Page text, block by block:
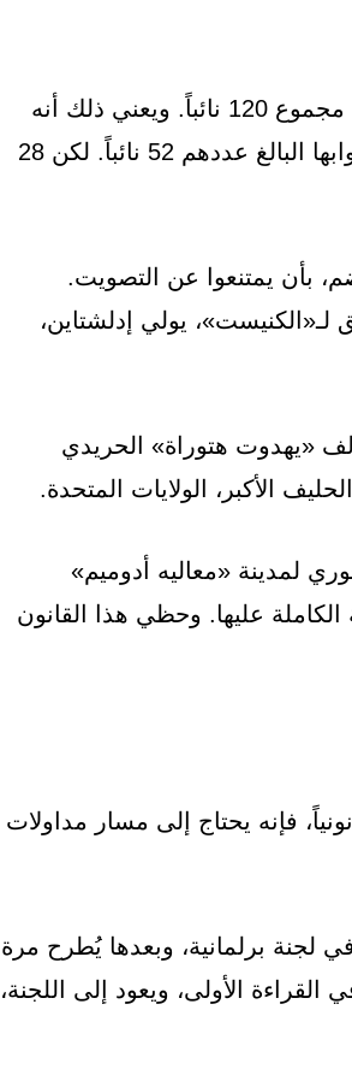
وقد حظي القانون الأول بأكثرية صوت واحد (25 ضد 24)، من مجموع 120 نائباً. ويعني ذلك أنه
كان بمقدور المعارضة أن تُسقط هذا القانون لو حضر جميع نوابها البالغ عددهم 52 نائباً. لكن 28
بأن يمتنعوا عن التصويت.
لـ«الكنيست»، يولي إدلشتاين،
«يهدوت هتوراة» الحريدي
الأكبر، الولايات المتحدة.
لمدينة «معاليه أدوميم»
الكاملة عليها. وحظي هذا القانون
فإنه يحتاج إلى مسار مداولات
برلمانية، وبعدها يُطرح مرة
الأولى، ويعود إلى اللجنة،